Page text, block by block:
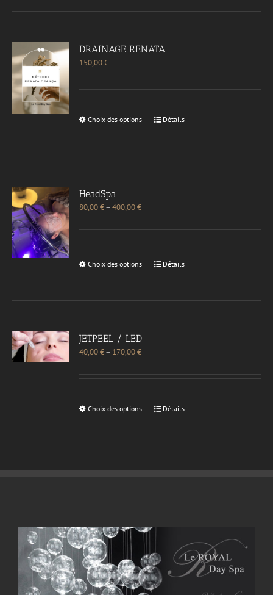
DRAINAGE RENATA
150,00€
Choix des options Détails
HeadSpa
80,00€–400,00€
Choix des options Détails
JETPEEL / LED
40,00€– 170,00€
Choix des options Détails